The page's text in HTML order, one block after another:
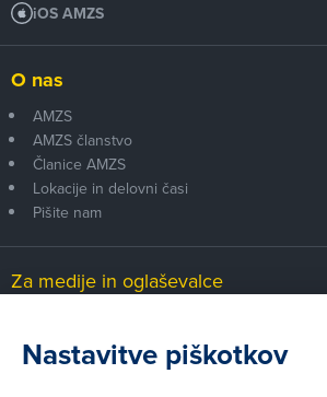
iOS AMZS
O nas
AMZS
AMZS članstvo
Članice AMZS
Lokacije in delovni časi
Pišite nam
Za medije in oglaševalce
Nastavitve piškotkov